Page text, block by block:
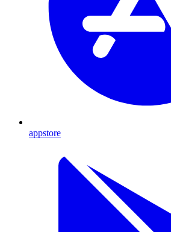
appstore